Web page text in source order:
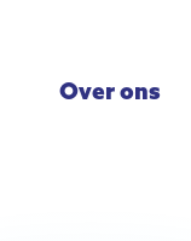
Over ons